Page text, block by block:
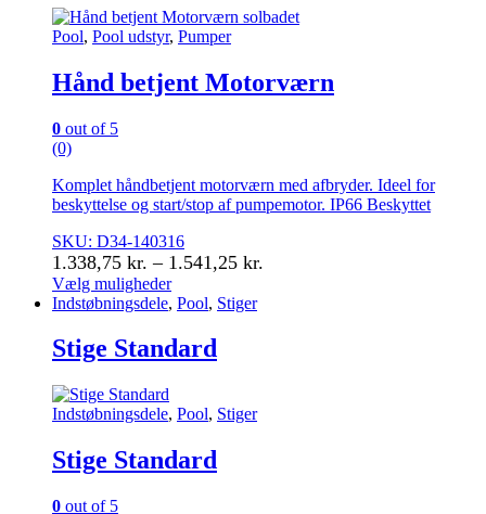
Pool, Pool udstyr, Pumper
Hånd betjent Motorværn
0 out of 5
(0)
Komplet håndbetjent motorværn med afbryder. Ideel for
beskyttelse og start/stop af pumpemotor. IP66 Beskyttet
SKU: D34-140316
1.338,75 kr. – 1.541,25 kr.
Vælg muligheder
Dette
har
flere
Mulighederne
kan
på
varesiden
Indstøbningsdele, Pool, Stiger
Stige Standard
Indstøbningsdele, Pool, Stiger
Stige Standard
0 out of 5